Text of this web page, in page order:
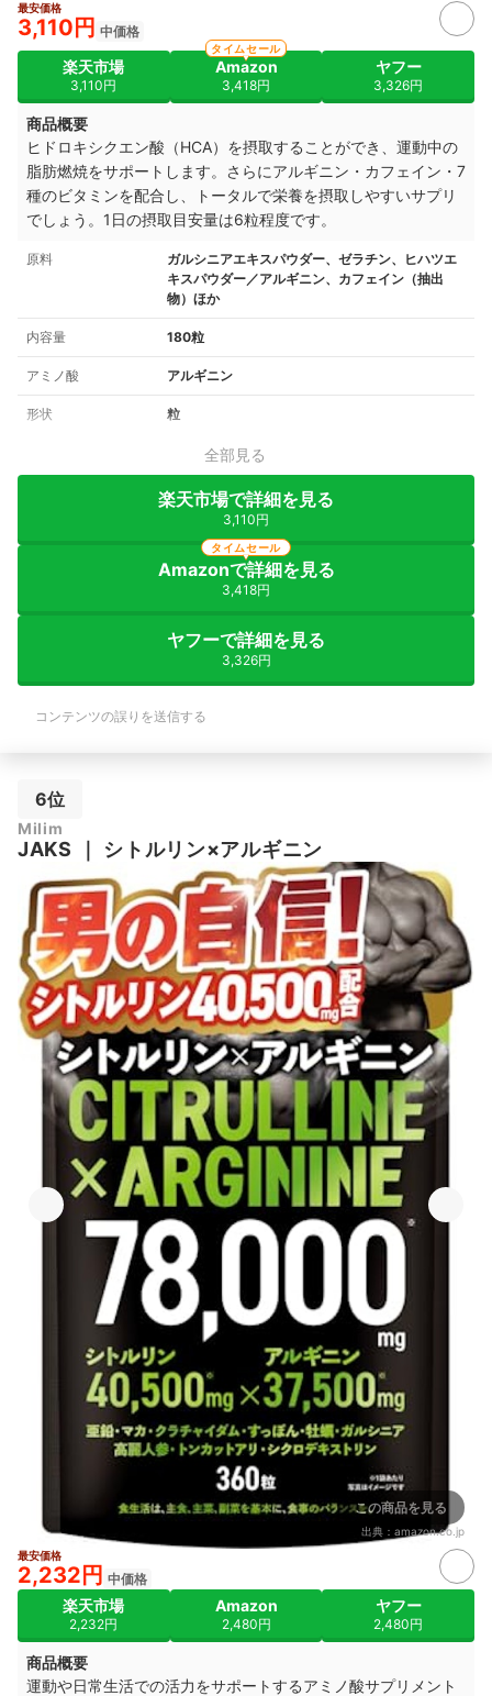
最安価格
3,110円 中価格
楽天市場
3,110円
Amazon
3,418円
タイムセール
ヤフー
3,326円
商品概要
ヒドロキシクエン酸（HCA）を摂取することができ、運動中の
脂肪燃焼をサポートします。さらにアルギニン・カフェイン・7
種のビタミンを配合し、トータルで栄養を摂取しやすいサプリ
でしょう。1日の摂取目安量は6粒程度です。
原料
ガルシニアエキスパウダー、ゼラチン、ヒハツエ
キスパウダー／アルギニン、カフェイン（抽出
物）ほか
内容量 180粒
アミノ酸 アルギニン
形状 粒
全部見る
楽天市場で詳細を見る
3,110円
Amazonで詳細を見る
3,418円
タイムセール
ヤフーで詳細を見る
3,326円
コンテンツの誤りを送信する
6位
Milim
JAKS シトルリン×アルギニン
この商品を見る
出典： amazon.co.jp
最安価格
2,232円 中価格
楽天市場
2,232円
Amazon
2,480円
ヤフー
2,480円
商品概要
運動や日常生活での活力をサポートするアミノ酸サプリメント